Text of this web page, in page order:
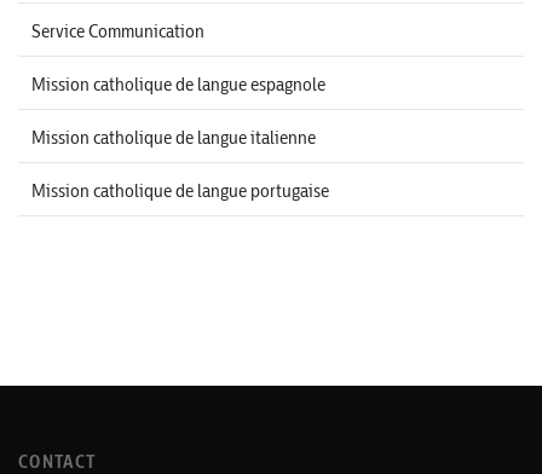
Service Communication
Mission catholique de langue espagnole
Mission catholique de langue italienne
Mission catholique de langue portugaise
CONTACT